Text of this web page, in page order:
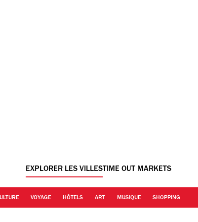
EXPLORER LES VILLESTIME OUT MARKETS
VOYAGE HÔTELS ART MUSIQUE SHOPPING